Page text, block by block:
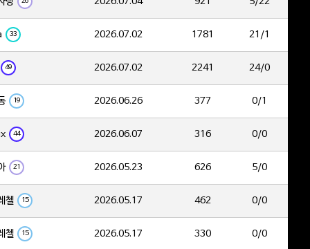
33 2026.07.02 1781 21/1
49 2026.07.02 2241 24/0
19 2026.06.26 377 0/1
44 2026.06.07 316 0/0
21 2026.05.23 626 5/0
첼 15 2026.05.17 462 0/0
첼 15 2026.05.17 330 0/0